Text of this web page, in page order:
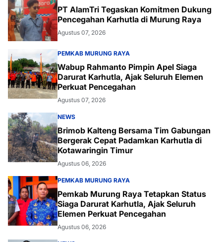
PT AlamTri Tegaskan Komitmen Dukung
Pencegahan Karhutla di Murung Raya
Agustus 07, 2026
PEMKAB MURUNG RAYA
Wabup Rahmanto Pimpin Apel Siaga
Darurat Karhutla, Ajak Seluruh Elemen
Perkuat Pencegahan
Agustus 07, 2026
NEWS
Brimob Kalteng Bersama Tim Gabungan
Bergerak Cepat Padamkan Karhutla di
Kotawaringin Timur
Agustus 06, 2026
PEMKAB MURUNG RAYA
Pemkab Murung Raya Tetapkan Status
Siaga Darurat Karhutla, Ajak Seluruh
Elemen Perkuat Pencegahan
Agustus 06, 2026